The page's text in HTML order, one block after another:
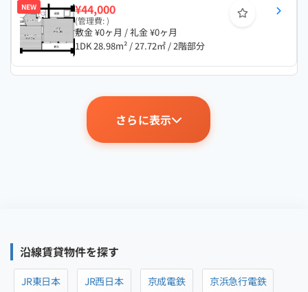
NEW ¥44,000
(管理費: )
敷金 ¥0ヶ月 / 礼金 ¥0ヶ月
1DK 28.98m² / 27.72㎡ / 2階部分
さらに表示
沿線賃貸物件を探す
JR東日本 JR西日本 京成電鉄
京浜急行電鉄